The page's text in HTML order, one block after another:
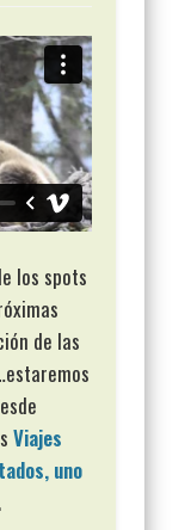
los spots
de las
Viajes
uno